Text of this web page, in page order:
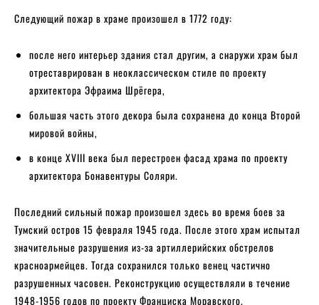
Следующий пожар в храме произошел в 1772 году:
после него интерьер здания стал другим, а снаружи храм был
отреставрирован в неоклассическом стиле по проекту
архитектора Эфраима Шрёгера,
большая часть этого декора была сохранена до конца Второй
мировой войны,
в конце XVIII века был перестроен фасад храма по проекту
архитектора Бонавентуры Соляри.
Последний сильный пожар произошел здесь во время боев за
Тумский остров 15 февраля 1945 года. После этого храм испытал
значительные разрушения из-за артиллерийских обстрелов
красноармейцев. Тогда сохранился только венец частично
разрушенных часовен. Реконструкцию осуществляли в течение
1948-1956 годов по проекту Франциска Моравского.